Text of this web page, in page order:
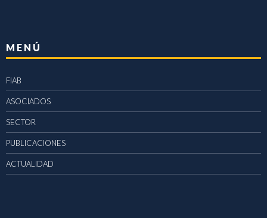
MENÚ
FIAB
ASOCIADOS
SECTOR
PUBLICACIONES
ACTUALIDAD